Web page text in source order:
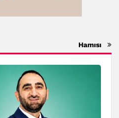
Hamısı